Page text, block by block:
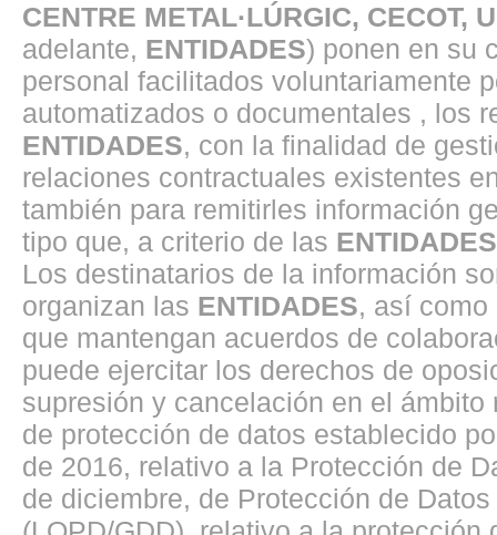
CENTRE METAL·LÚRGIC, CECOT,
adelante, ENTIDADES) ponen en su
personal facilitados voluntariamente
automatizados o documentales , los
ENTIDADES, con la finalidad de
relaciones contractuales existentes
también para remitirles información
tipo que, a criterio de las ENTIDADES
Los destinatarios de la información
organizan las ENTIDADES, así como
que mantengan acuerdos de
puede ejercitar los derechos de
supresión y cancelación en el
de protección de datos establecido
de 2016, relativo a la Protección de
de diciembre, de Protección de